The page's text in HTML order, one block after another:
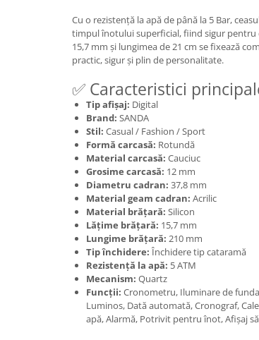
Cu o rezistență la apă de până la 5 Bar,
timpul înotului superficial, fiind sigur pentru
15,7 mm și lungimea de 21 cm se fixează
practic, sigur și plin de personalitate.
✅ Caracteristici
Tip afișaj: Digital
Brand: SANDA
Stil: Casual / Fashion / Sport
Formă carcasă: Rotundă
Material carcasă: Cauciuc
Grosime carcasă: 12 mm
Diametru cadran: 37,8 mm
Material geam cadran: Acrilic
Material brățară: Silicon
Lățime brățară: 15,7 mm
Lungime brățară: 210 mm
Tip închidere: Închidere tip cataramă
Rezistență la apă: 5 ATM
Mecanism: Quartz
Funcții: Cronometru, Iluminare de
Luminos, Dată automată, Cronograf,
apă, Alarmă, Potrivit pentru înot, Afișaj